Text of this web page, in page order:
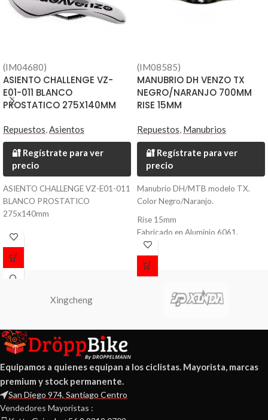
(IM04680)
ASIENTO CHALLENGE VZ-
E01-011 BLANCO
PROSTATICO 275X140MM
Repuestos,Asientos
🔐 Regístrate para ver
precio
ASIENTO CHALLENGE VZ-E01-011
BLANCO PROSTATICO
275x140mm
(IM08585)
MANUBRIO DH VENZO TX
NEGRO/NARANJO 700MM
RISE 15MM
Repuestos, Manubrios
🔐 Regístrate para ver
precio
Manubrio DH/MTB modelo TX.
Color Negro/Naranjo.
Rise 15mm
Fabricado en Aluminio 6061.
Largo 700mm.
Diámetro 31.8mm.
Peso 420 grs.
Xingcheng
Equipamos a quienes equipan a los ciclistas. Mayorista, marcas
premium y stock permanente.
San Diego 974, Santiago Centro
Vendedores Mayoristas :